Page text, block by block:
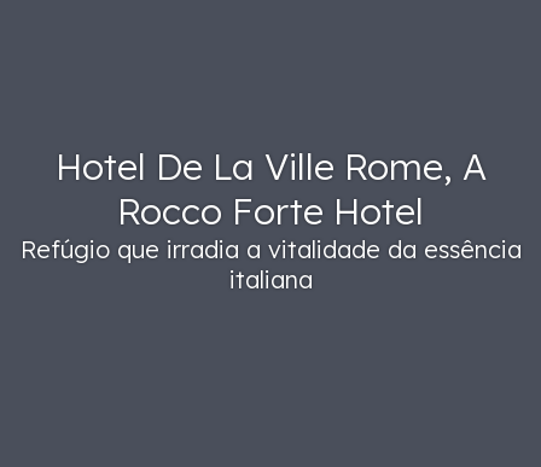
Hotel De La Ville Rome, A
Rocco Forte Hotel
Refúgio que irradia a vitalidade da essência
italiana